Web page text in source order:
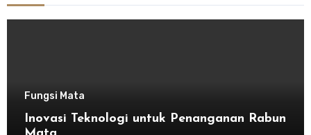
Fungsi Mata
Inovasi Teknologi untuk Penanganan Rabun